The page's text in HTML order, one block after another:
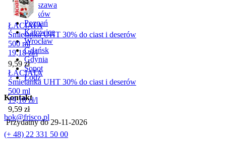
ŁACIATA
Śmietanka UHT 30% do ciast i deserów
500 ml
19,18 zł/l
Cena
9,59 zł
ŁACIATA
Śmietanka UHT 30% do ciast i deserów
500 ml
19,18 zł/l
Cena
9,59 zł
Przydatny do29-11-2026
Warszawa
Kraków
Poznań
Katowice
Wrocław
Gdańsk
Gdynia
Sopot
Łódź
Kontakt
bok@frisco.pl
(+ 48) 22 331 50 00